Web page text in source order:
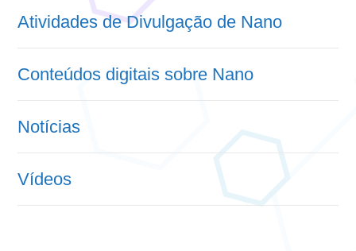
Atividades de Divulgação de Nano
Conteúdos digitais sobre Nano
Notícias
Vídeos